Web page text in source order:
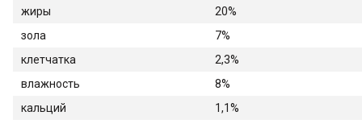
жиры
20%
зола
7%
клетчатка
2,3%
влажность
8%
кальций
1,1%